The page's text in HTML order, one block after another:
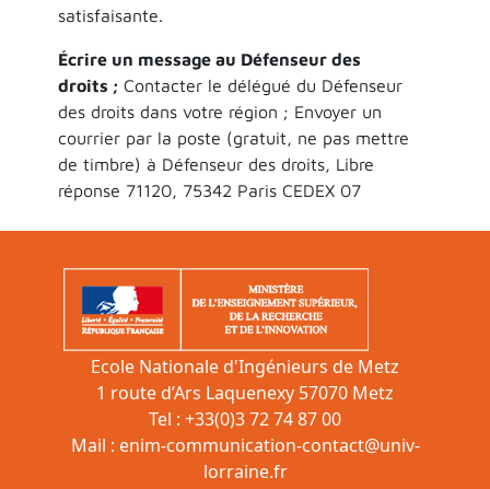
satisfaisante.
Écrire un message au Défenseur des
droits ; Contacter le délégué du Défenseur
des droits dans votre région ; Envoyer un
courrier par la poste (gratuit, ne pas mettre
de timbre) à Défenseur des droits, Libre
réponse 71120, 75342 Paris CEDEX 07
Ecole Nationale d'Ingénieurs de Metz
1 route d’Ars Laquenexy 57070 Metz
Tel : +33(0)3 72 74 87 00
Mail : enim-communication-contact@univ-
lorraine.fr